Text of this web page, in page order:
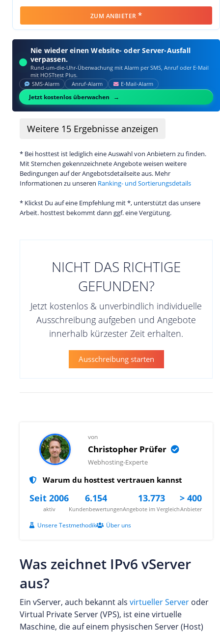
ZUM ANBIETER *
Nie wieder einen Website- oder Server-Ausfall
verpassen.
Rund-um-die-Uhr-Überwachung mit Alarm per SMS, Anruf oder E‑Mail
mit HOSTtest Plus.
SMS‑Alarm Anruf‑Alarm E‑Mail‑Alarm
Jetzt kostenlos überwachen
Weitere 15 Ergebnisse anzeigen
* Bei hosttest ist lediglich eine Auswahl von Anbietern zu finden.
Mit Sternchen gekennzeichnete Angebote weisen weitere
Bedingungen auf der Angebotsdetailseite aus. Mehr
Informationen zu unseren Ranking- und Sortierungsdetails
* Klickst Du auf eine Empfehlung mit *, unterstützt das unsere
Arbeit. hosttest bekommt dann ggf. eine Vergütung.
NICHT DAS RICHTIGE
GEFUNDEN?
Jetzt kostenlos & unverbindlich individuelle
Ausschreibung aufgeben und Angebote
innerhalb kürzester Zeit erhalten.
Ausschreibung starten
von
Christopher Prüfer
Webhosting-Experte
Warum du hosttest vertrauen kannst
Seit 2006
aktiv
6.154
Kundenbewertungen
13.773
Angebote im Vergleich
> 400
Anbieter
Unsere Testmethodik Über uns
Was zeichnet IPv6 vServer
aus?
Ein vServer, auch bekannt als virtueller Server oder
Virtual Private Server (VPS), ist eine virtuelle
Maschine, die auf einem physischen Server (Host)